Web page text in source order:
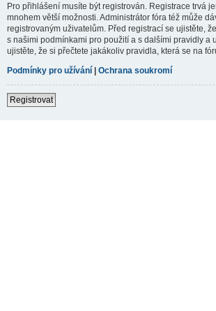
Pro přihlášení musíte být registrován. Registrace trvá
mnohem větší možnosti. Administrátor fóra též může
registrovaným uživatelům. Před registrací se ujistěte,
s našimi podmínkami pro použití a s dalšími pravidly a
ujistěte, že si přečtete jakákoliv pravidla, která se na
Podmínky pro užívání | Ochrana soukromí
Registrovat